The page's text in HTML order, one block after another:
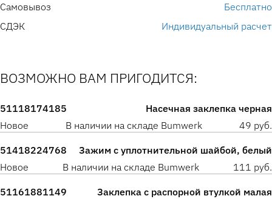
Самовывоз
Бесплатно
СДЭК
Индивидуальный расчет
ВОЗМОЖНО ВАМ ПРИГОДИТСЯ:
51118174185
Насечная заклепка черная
Новое
В наличии на складе Bumwerk 49 руб.
51418224768
Зажим с уплотнительной шайбой, белый
Новое
В наличии на складе Bumwerk 111 руб.
51161881149
Заклепка с распорной втулкой малая